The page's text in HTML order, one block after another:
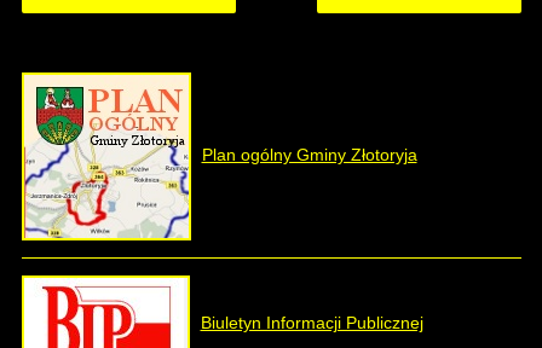
Plan ogólny Gminy Złotoryja
Biuletyn Informacji Publicznej